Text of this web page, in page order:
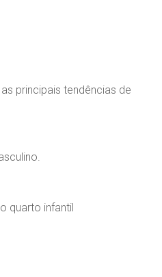
principais tendências de
quarto infantil